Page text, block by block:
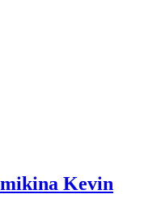
Kevin